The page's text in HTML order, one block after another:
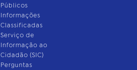
Públicos
Informações
Classificadas
Serviço de
Informação ao
Cidadão (SIC)
Perguntas